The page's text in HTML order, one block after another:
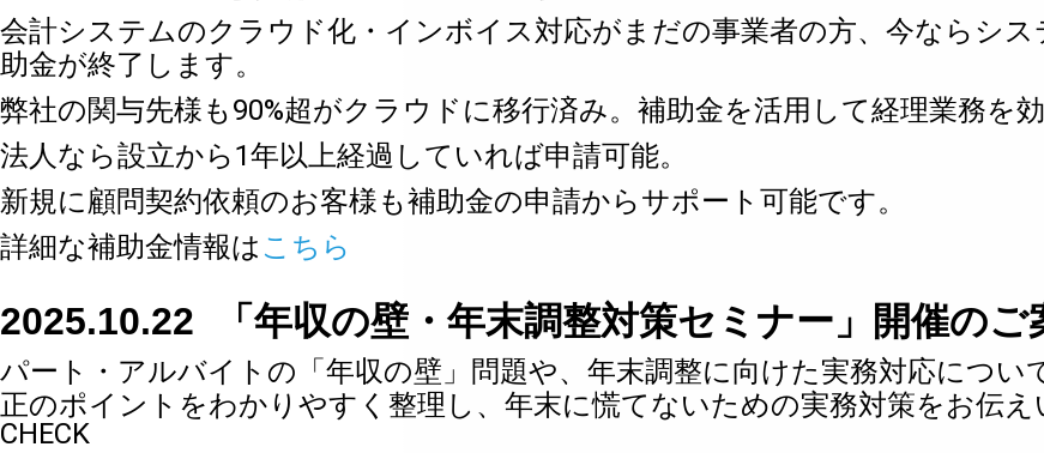
会計システムのクラウド化・インボイス対応がまだの事業者の方、今ならシ
助金が終了します。
弊社の関与先様も90%超がクラウドに移行済み。補助金を活用して経理業務を
法人なら設立から1年以上経過していれば申請可能。
新規に顧問契約依頼のお客様も補助金の申請からサポート可能です。
詳細な補助金情報は こちら
2025.10.22 「年収の壁・年末調整対策セミナー」開催のご
パート・アルバイトの「年収の壁」問題や、年末調整に向けた実務対応につ
正のポイントをわかりやすく整理し、年末に慌てないための実務対策をお伝え
CHECK